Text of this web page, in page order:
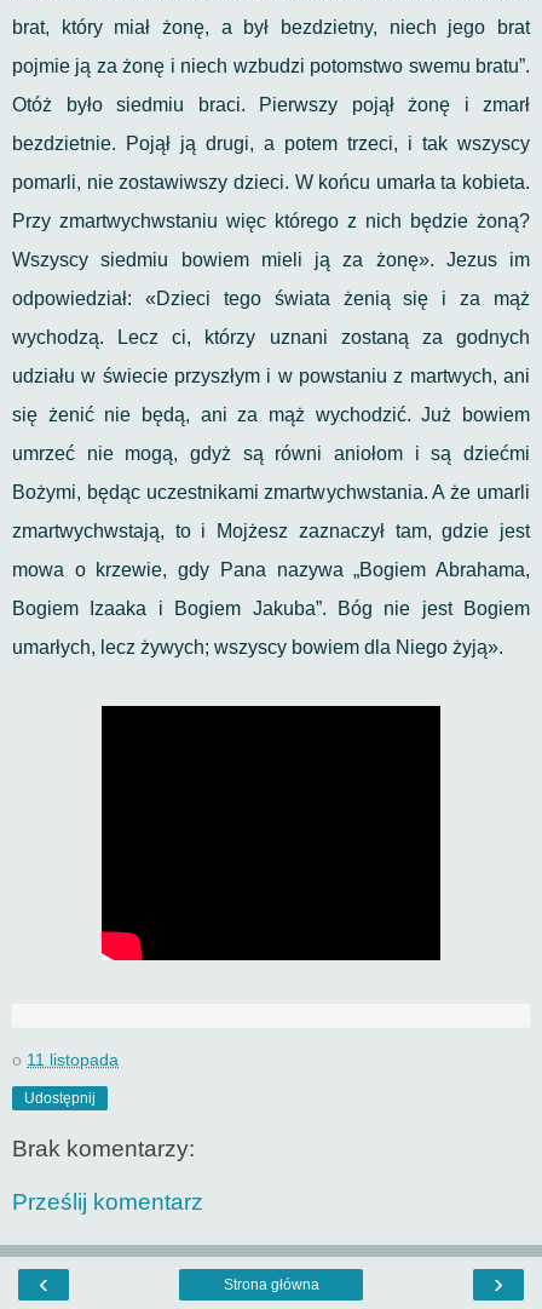
brat, który miał żonę, a był bezdzietny, niech jego brat
pojmie ją za żonę i niech wzbudzi potomstwo swemu bratu”.
Otóż było siedmiu braci. Pierwszy pojął żonę i zmarł
bezdzietnie. Pojął ją drugi, a potem trzeci, i tak wszyscy
pomarli, nie zostawiwszy dzieci. W końcu umarła ta kobieta.
Przy zmartwychwstaniu więc którego z nich będzie żoną?
Wszyscy siedmiu bowiem mieli ją za żonę». Jezus im
odpowiedział: «Dzieci tego świata żenią się i za mąż
wychodzą. Lecz ci, którzy uznani zostaną za godnych
udziału w świecie przyszłym i w powstaniu z martwych, ani
się żenić nie będą, ani za mąż wychodzić. Już bowiem
umrzeć nie mogą, gdyż są równi aniołom i są dziećmi
Bożymi, będąc uczestnikami zmartwychwstania. A że umarli
zmartwychwstają, to i Mojżesz zaznaczył tam, gdzie jest
mowa o krzewie, gdy Pana nazywa „Bogiem Abrahama,
Bogiem Izaaka i Bogiem Jakuba”. Bóg nie jest Bogiem
umarłych, lecz żywych; wszyscy bowiem dla Niego żyją».
o 11 listopada
Udostępnij
Brak komentarzy:
Prześlij komentarz
‹ ›
Strona główna